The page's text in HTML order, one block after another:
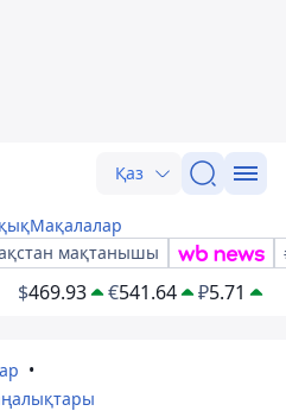
Қаз
Мақалалар
мақтанышы
$469.93 €541.64 ₽5.71